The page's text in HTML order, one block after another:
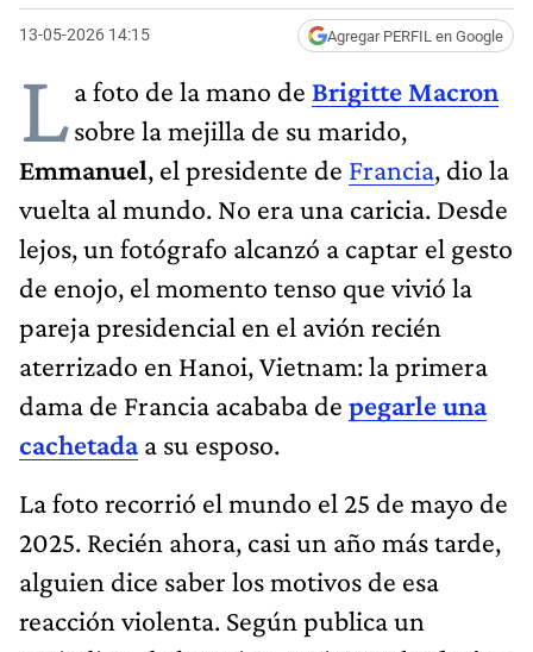
13-05-2026 14:15 Agregar PERFIL en Google
La foto de la mano de Brigitte Macron
sobre la mejilla de su marido,
Emmanuel, el presidente de Francia, dio la
vuelta al mundo. No era una caricia. Desde
lejos, un fotógrafo alcanzó a captar el gesto
de enojo, el momento tenso que vivió la
pareja presidencial en el avión recién
aterrizado en Hanoi, Vietnam: la primera
dama de Francia acababa de pegarle una
cachetada a su esposo.
La foto recorrió el mundo el 25 de mayo de
2025. Recién ahora, casi un año más tarde,
alguien dice saber los motivos de esa
reacción violenta. Según publica un